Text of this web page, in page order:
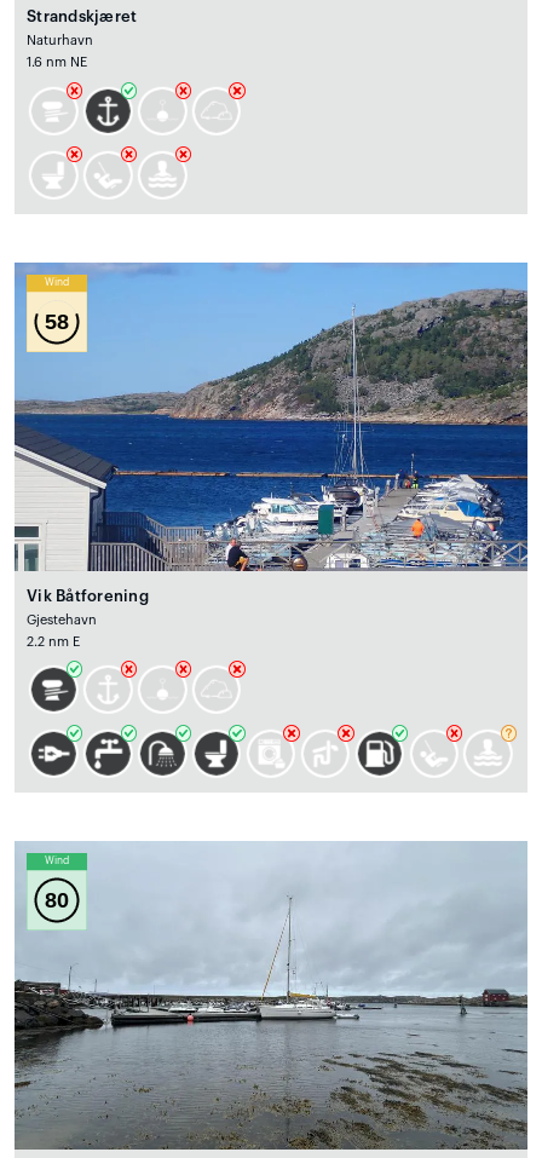
Strandskjæret
Naturhavn
1.6 nm NE
Wind
58
Vik Båtforening
Gjestehavn
2.2 nm E
Wind
80